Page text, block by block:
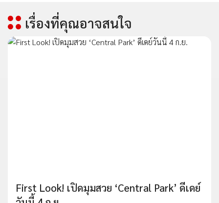
เรื่องที่คุณอาจสนใจ
First Look! เปิดมุมสวย ‘Central Park’ ดีเดย์